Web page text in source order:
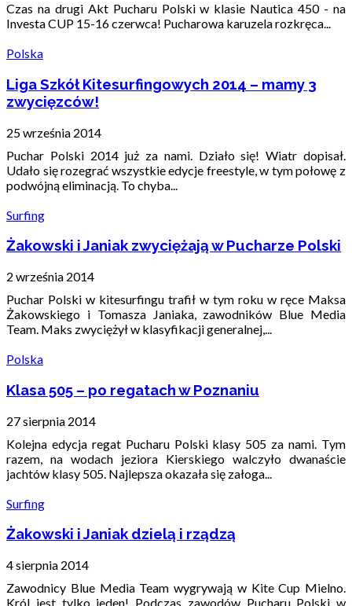
Czas na drugi Akt Pucharu Polski w klasie Nautica 450 - na
Investa CUP 15-16 czerwca! Pucharowa karuzela rozkręca...
Polska
Liga Szkół Kitesurfingowych 2014 – mamy 3
zwycięzców!
25 września 2014
Puchar Polski 2014 już za nami. Działo się! Wiatr dopisał.
Udało się rozegrać wszystkie edycje freestyle, w tym połowę z
podwójną eliminacją. To chyba...
Surfing
Żakowski i Janiak zwyciężają w Pucharze Polski
2 września 2014
Puchar Polski w kitesurfingu trafił w tym roku w ręce Maksa
Żakowskiego i Tomasza Janiaka, zawodników Blue Media
Team. Maks zwyciężył w klasyfikacji generalnej,...
Polska
Klasa 505 – po regatach w Poznaniu
27 sierpnia 2014
Kolejna edycja regat Pucharu Polski klasy 505 za nami. Tym
razem, na wodach jeziora Kierskiego walczyło dwanaście
jachtów klasy 505. Najlepsza okazała się załoga...
Surfing
Żakowski i Janiak dzielą i rządzą
4 sierpnia 2014
Zawodnicy Blue Media Team wygrywają w Kite Cup Mielno.
Król jest tylko jeden! Podczas zawodów Pucharu Polski w